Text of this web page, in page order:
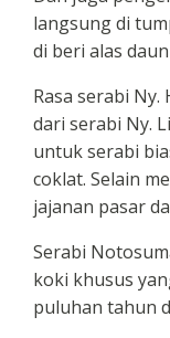
langsung di
di beri alas
Rasa serabi
dari serabi Ny.
untuk serabi
coklat. Selain
jajanan pasar
Serabi
koki khusus
puluhan tahun